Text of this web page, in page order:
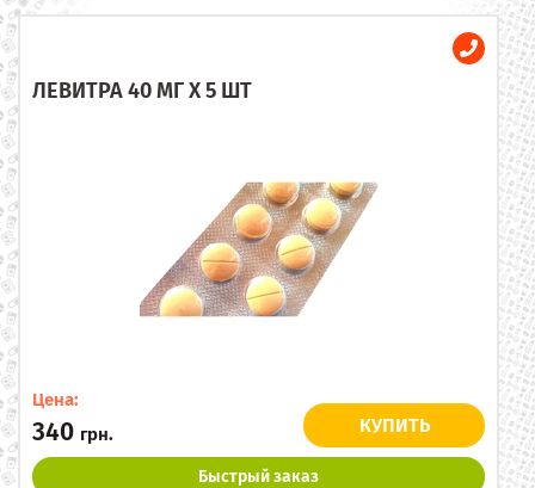
ЛЕВИТРА 40 МГ X 5 ШТ
Цена:
340 грн. КУПИТЬ
Быстрый заказ